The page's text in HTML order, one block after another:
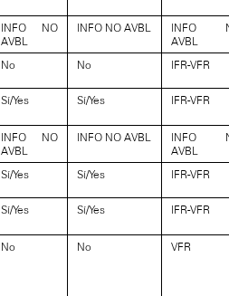
INFO NO
AVBL
INFO NO AVBL
INFO
AVBL
No No IFR-VFR
Sí/Yes Sí/Yes IFR-VFR
INFO NO
AVBL
INFO NO AVBL
INFO
AVBL
Sí/Yes Sí/Yes IFR-VFR
Sí/Yes Sí/Yes IFR-VFR
No No VFR